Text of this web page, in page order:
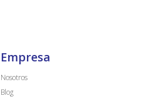
Empresa
Nosotros
Blog